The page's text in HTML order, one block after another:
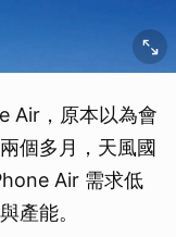
Air，原本以為會
個多月，天風國
Air 需求低
產能。